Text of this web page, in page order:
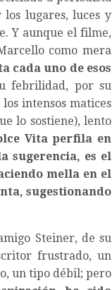
lugares, luces y
Y aunque el filme,
como mera
cada uno de esos
febrilidad, por su
intensos matices
lo sostiene), lento
Vita perfila en
sugerencia, es el
mella en el
sugestionando
Steiner, de su
frustrado, un
un tipo débil; pero